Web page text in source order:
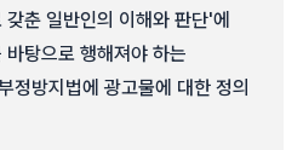
춘 일반인의 이해와 판단'에
탕으로 행해져야 하는
정방지법에 광고물에 대한 정의